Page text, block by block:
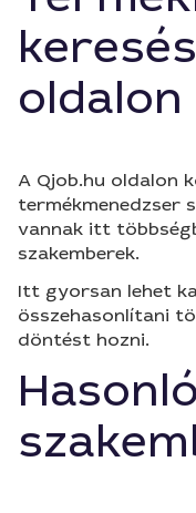
oldalon
A Qjob.hu oldalon
termékmenedzser
vannak itt
szakemberek.
Itt gyorsan lehet
összehasonlítani
döntést hozni.
Hasonló